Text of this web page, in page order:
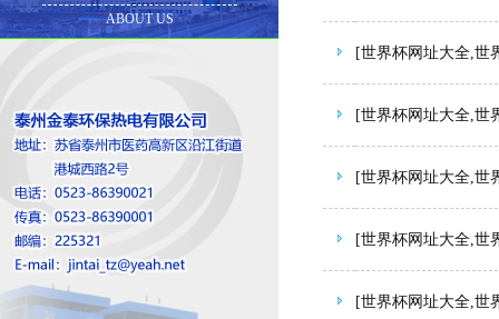
ABOUT US
[世界杯网址大全,世
[世界杯网址大全,世
[世界杯网址大全,世
[世界杯网址大全,世
[世界杯网址大全,世